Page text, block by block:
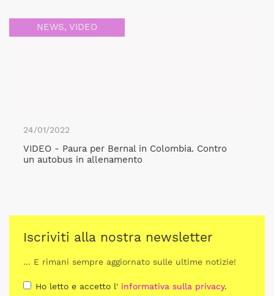
NEWS, VIDEO
24/01/2022
VIDEO - Paura per Bernal in Colombia. Contro
un autobus in allenamento
Iscriviti alla nostra newsletter
... E rimani sempre aggiornato sulle ultime notizie!
Ho letto e accetto l' informativa sulla privacy.